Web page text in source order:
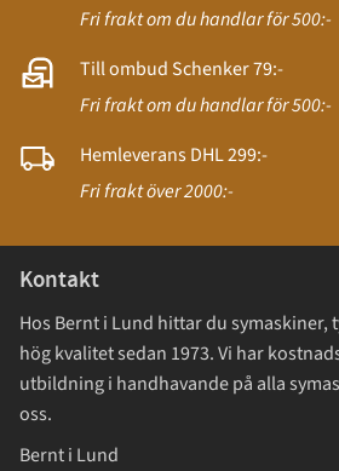
Fri frakt om du handlar för 500:-
Till ombud Schenker 79:-
Fri frakt om du handlar för 500:-
Hemleverans DHL 299:-
Fri frakt över 2000:-
Kontakt
Hos Bernt i Lund hittar du symaskiner,
hög kvalitet sedan 1973. Vi har
utbildning i handhavande på alla
oss.
Bernt i Lund